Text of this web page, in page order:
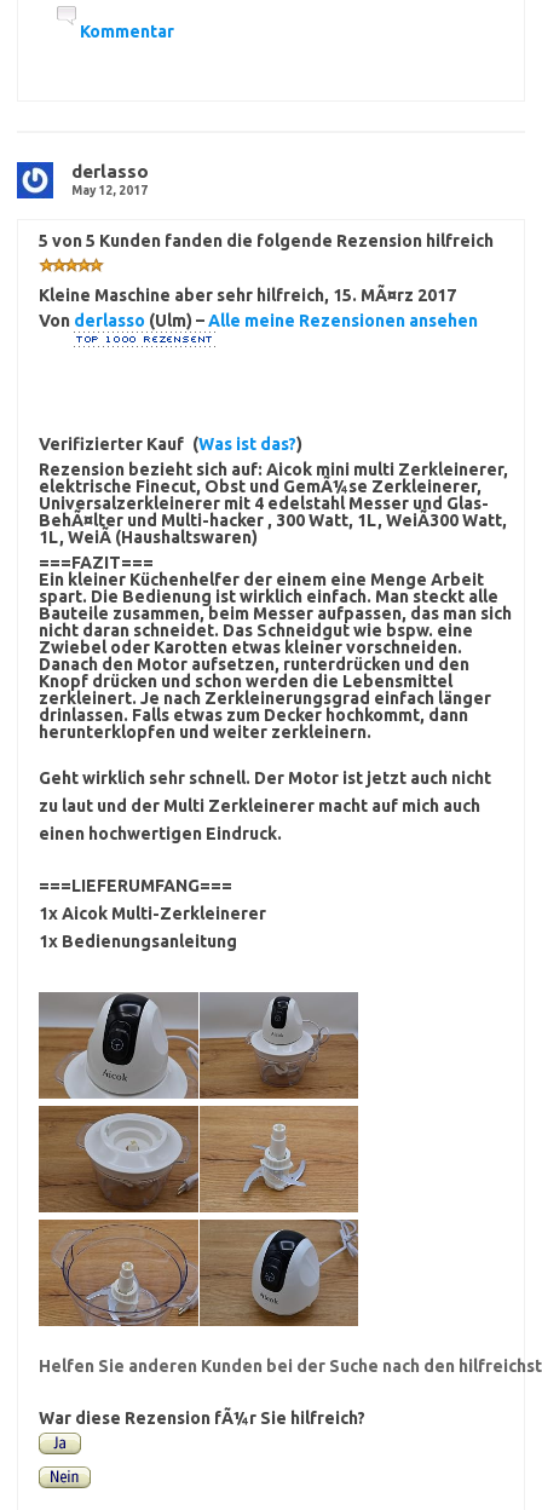
Kommentar
derlasso
May 12, 2017
5 von 5 Kunden fanden die folgende Rezension hilfreich
Kleine Maschine aber sehr hilfreich, 15. MÃ¤rz 2017
Von derlasso (Ulm) –Alle meine Rezensionen ansehen
Verifizierter Kauf (Was ist das?)
Rezension bezieht sich auf: Aicok mini multi Zerkleinerer,
elektrische Finecut, Obst und GemÃ¼se Zerkleinerer,
Universalzerkleinerer mit 4 edelstahl Messer und Glas-
BehÃ¤lter und Multi-hacker , 300 Watt, 1L, WeiÃ300 Watt,
1L, WeiÃ (Haushaltswaren)
===FAZIT===
Ein kleiner Küchenhelfer der einem eine Menge Arbeit
spart. Die Bedienung ist wirklich einfach. Man steckt alle
Bauteile zusammen, beim Messer aufpassen, das man sich
nicht daran schneidet. Das Schneidgut wie bspw. eine
Zwiebel oder Karotten etwas kleiner vorschneiden.
Danach den Motor aufsetzen, runterdrücken und den
Knopf drücken und schon werden die Lebensmittel
zerkleinert. Je nach Zerkleinerungsgrad einfach länger
drinlassen. Falls etwas zum Decker hochkommt, dann
herunterklopfen und weiter zerkleinern.
Geht wirklich sehr schnell. Der Motor ist jetzt auch nicht
zu laut und der Multi Zerkleinerer macht auf mich auch
einen hochwertigen Eindruck.
===LIEFERUMFANG===
1x Aicok Multi-Zerkleinerer
1x Bedienungsanleitung
Helfen Sie anderen Kunden bei der Suche nach den
War diese Rezension fÃ¼r Sie hilfreich?